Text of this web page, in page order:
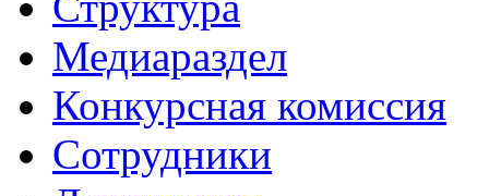
Медиараздел
Конкурсная комиссия
Сотрудники